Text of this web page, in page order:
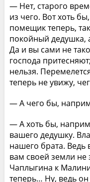
— Нет, старого
из чего. Вот хоть
помещик теперь,
покойный дедушка,
Да и вы сами не
господа
нельзя.
теперь не увижу,
— А чего бы,
— А хоть бы,
вашего дедушку.
нашего брата. Ведь
вам своей земли не
Чаплыгина к
теперь… Ну, ведь